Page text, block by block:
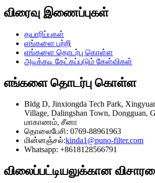
விரைவு இணைப்புகள்
தயாரிப்புகள்
எங்களை பற்றி
எங்களை தொடர்பு கொள்ள
அடிக்கடி கேட்கப்படும் கேள்விகள்
எங்களை தொடர்பு கொள்ள
Bldg D, Jinxiongda Tech Park,
Village, Dalingshan Town, Dongguan,
மாகாணம், சீனா
தொலைபேசி: 0769-88961963
மின்னஞ்சல்:kinda1@puno-filter.com
Whatsapp: +8618128566791
விலைப்பட்டியலுக்கான